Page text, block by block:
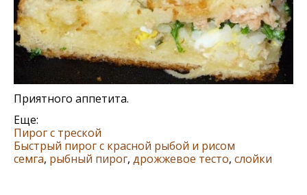
Приятного аппетита.
Еще:
Пирог с треской
Быстрый пирог с красной рыбой и рисом
семга, рыбный пирог, дрожжевое тесто, слойки